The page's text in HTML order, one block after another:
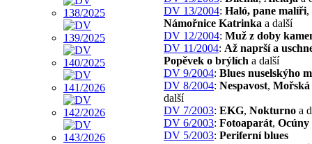
DV 13/2004: Haló, pane malíři,
Námořnice Katrinka a další
DV 12/2004: Muž z doby
DV 11/2004: Až naprší a
Popěvek o brýlích a další
DV 9/2004: Blues nuselskýho
DV 8/2004: Nespavost, Mořská
další
DV 7/2003: EKG, Nokturno a
DV 6/2003: Fotoaparát, Ocúny
DV 5/2003: Periferní blues